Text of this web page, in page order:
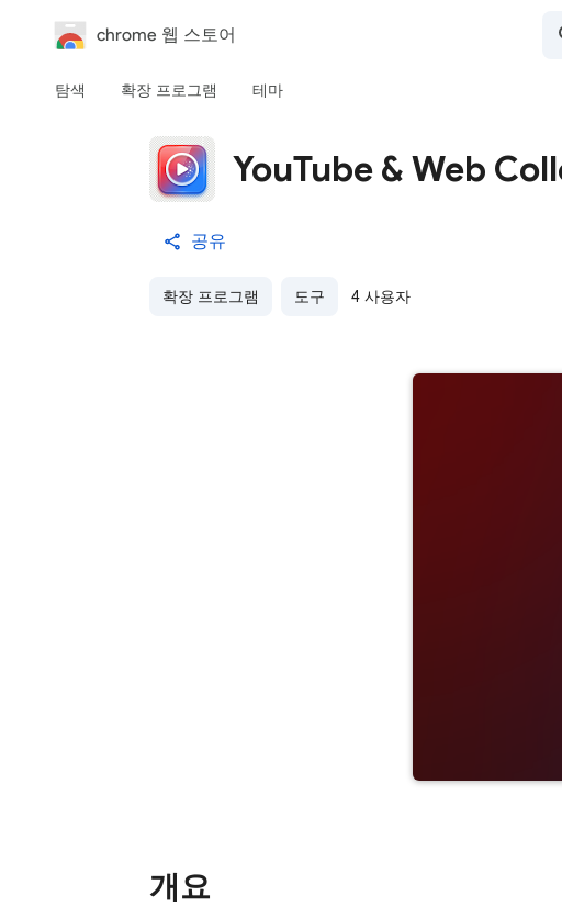
chrome 웹 스토어
탐색 확장 프로그램 테마
YouTube & Web
공유
확장 프로그램 도구 4 사용자
개요